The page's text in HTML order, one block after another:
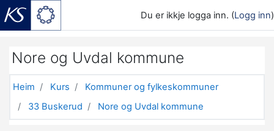
Du er ikkje logga inn. (Logg inn)
Nore og Uvdal kommune
Heim Kurs
Kommuner og fylkeskommuner
33 Buskerud
Nore og Uvdal kommune